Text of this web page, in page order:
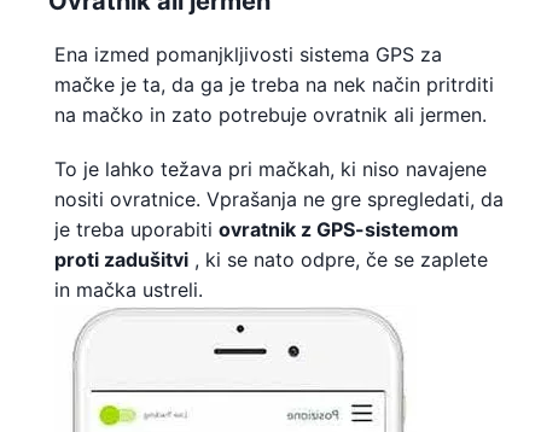
Ena izmed pomanjkljivosti sistema GPS za
mačke je ta, da ga je treba na nek način pritrditi
na mačko in zato potrebuje ovratnik ali jermen.
To je lahko težava pri mačkah, ki niso navajene
nositi ovratnice. Vprašanja ne gre spregledati, da
je treba uporabiti ovratnik z GPS-sistemom
proti zadušitvi , ki se nato odpre, če se zaplete
in mačka ustreli.